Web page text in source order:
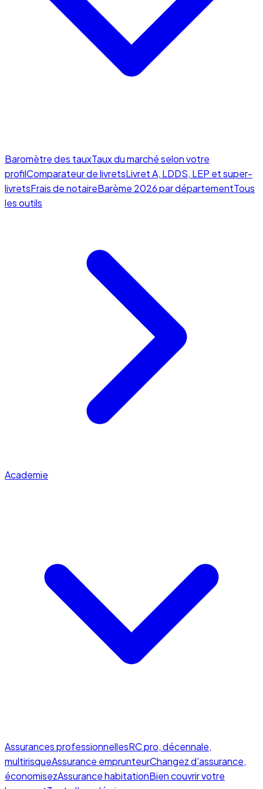
Baromètre des tauxTaux du marché selon votre
profilComparateur de livretsLivret A, LDDS, LEP et super-
livretsFrais de notaireBarème 2026 par départementTous
les outils
Academie
Assurances professionnellesRC pro, décennale,
multirisqueAssurance emprunteurChangez d'assurance,
économisezAssurance habitationBien couvrir votre